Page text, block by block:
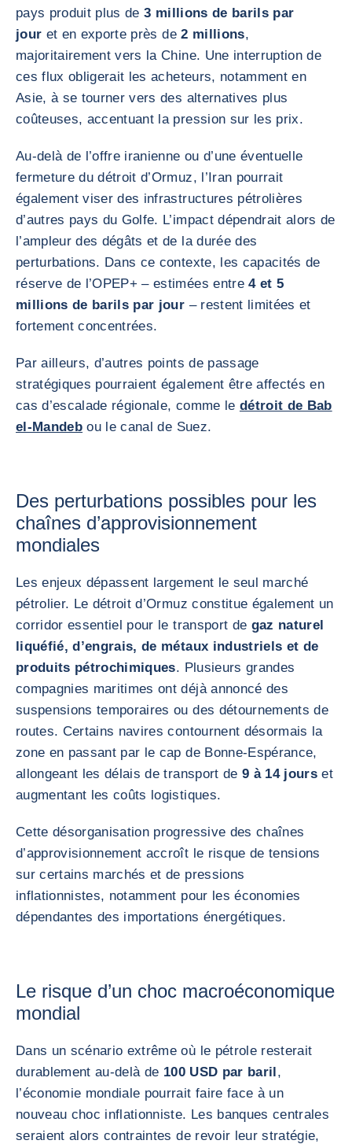
pays produit plus de3 millions de barils par
jour et en exporte près de2 millions,
majoritairement vers la Chine. Une interruption de
ces flux obligerait les acheteurs, notamment en
Asie, à se tourner vers des alternatives plus
coûteuses, accentuant la pression sur les prix.
Au-delà de l’offre iranienne ou d’une éventuelle
fermeture du détroit d’Ormuz, l’Iran pourrait
également viser des infrastructures pétrolières
d’autres pays du Golfe. L’impact dépendrait alors de
l’ampleur des dégâts et de la durée des
perturbations. Dans ce contexte, les capacités de
réserve de l’OPEP+ – estimées entre4 et 5
millions de barils par jour – restent limitées et
fortement concentrées.
Par ailleurs, d’autres points de passage
stratégiques pourraient également être affectés en
cas d’escalade régionale, comme le détroit de Bab
el-Mandeb ou le canal de Suez.
Des perturbations possibles pour les
chaînes d’approvisionnement
mondiales
Les enjeux dépassent largement le seul marché
pétrolier. Le détroit d’Ormuz constitue également un
corridor essentiel pour le transport de gaz naturel
liquéfié, d’engrais, de métaux industriels et de
produits pétrochimiques. Plusieurs grandes
compagnies maritimes ont déjà annoncé des
suspensions temporaires ou des détournements de
routes. Certains navires contournent désormais la
zone en passant par le cap de Bonne-Espérance,
allongeant les délais de transport de 9 à 14 jours et
augmentant les coûts logistiques.
Cette désorganisation progressive des chaînes
d’approvisionnement accroît le risque de tensions
sur certains marchés et de pressions
inflationnistes, notamment pour les économies
dépendantes des importations énergétiques.
Le risque d’un choc macroéconomique
mondial
Dans un scénario extrême où le pétrole resterait
durablement au-delà de 100 USD par baril,
l’économie mondiale pourrait faire face à un
nouveau choc inflationniste. Les banques centrales
seraient alors contraintes de revoir leur stratégie,